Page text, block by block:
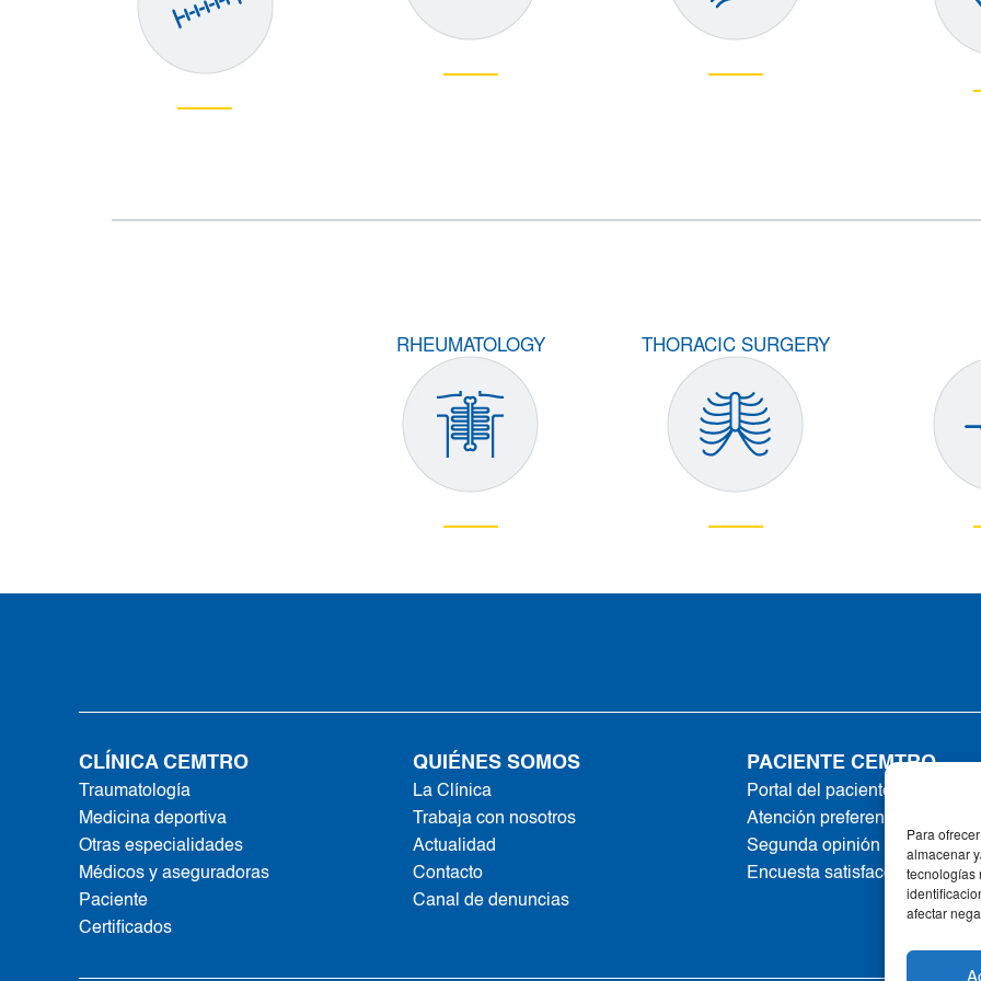
Para
almacenar
tecnologías
afectar
RHEUMATOLOGY THORACIC SURGERY
CLÍNICA CEMTRO
Traumatología
Medicina deportiva
Otras especialidades
Médicos y aseguradoras
Paciente
Certificados
QUIÉNES SOMOS
La Clínica
Trabaja con nosotros
Actualidad
Contacto
Canal de denuncias
PACIENTE CEMTRO
Portal del paciente
Atención preferente
Segunda opinión online
Encuesta satisfacción